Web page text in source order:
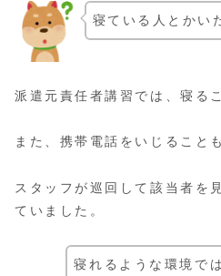
寝ている人とかい
派遣元責任者講習では、寝る
また、携帯電話をいじること
スタッフが巡回して該当者を
ていました。
寝れるような環境で